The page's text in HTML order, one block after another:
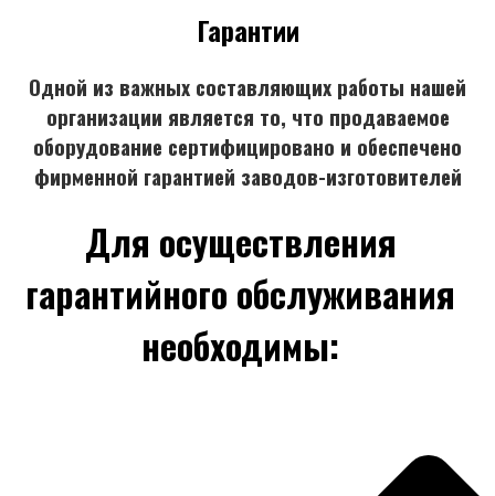
Гарантии
Одной из важных составляющих работы нашей
организации является то, что продаваемое
оборудование сертифицировано и обеспечено
фирменной гарантией заводов-изготовителей
Для осуществления
гарантийного обслуживания
необходимы: